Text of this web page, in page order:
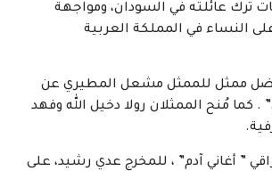
ترك عائلته في السودان، ومواجهة
النساء في المملكة العربية
ممثل للممثل مشعل المطيري عن
. كما مُنح الممثلان رولا دخيل الله وفهد
” أغاني آدم” ، للمخرج عدي رشيد، على